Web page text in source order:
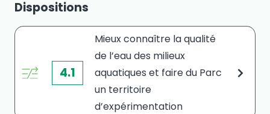
Dispositions
4.1
Mieux connaître la qualité
de l’eau des milieux
aquatiques et faire du Parc
un territoire
d’expérimentation